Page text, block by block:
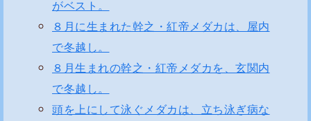
がベスト。
８月に生まれた幹之・紅帝メダカは、屋内
で冬越し。
８月生まれの幹之・紅帝メダカを、玄関内
で冬越し。
頭を上にして泳ぐメダカは、立ち泳ぎ病な